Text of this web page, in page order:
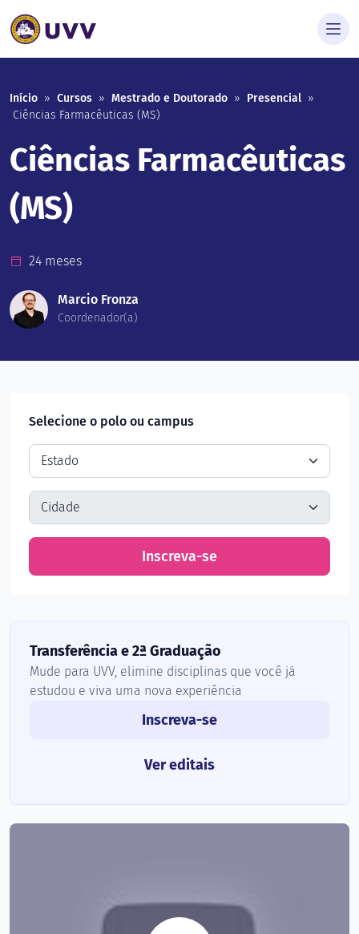
Início » Cursos » Mestrado e Doutorado » Presencial »
Ciências Farmacêuticas (MS)
Ciências Farmacêuticas
(MS)
24 meses
Marcio Fronza
Coordenador(a)
Selecione o polo ou campus
Inscreva-se
Transferência e 2ª Graduação
Mude para UVV, elimine disciplinas que você já
estudou e viva uma nova experiência
Inscreva-se
Ver editais